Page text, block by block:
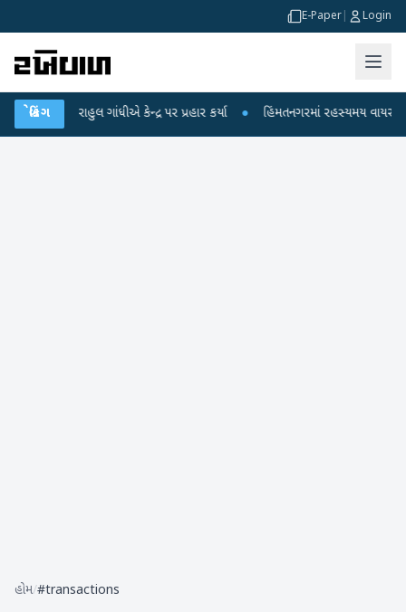
E-Paper Login
બ્રેકિંગ
પર રાહુલ ગાંધીએ કેન્દ્ર પર પ્રહાર કર્યા ● હિંમતનગરમાં રહસ્યમય વાયરસ કે
હોમ/#transactions